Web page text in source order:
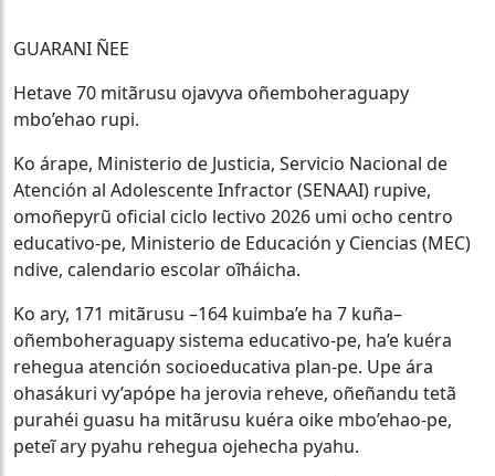
GUARANI ÑEE
Hetave 70 mitãrusu ojavyva oñemboheraguapy
mbo’ehao rupi.
Ko árape, Ministerio de Justicia, Servicio Nacional de
Atención al Adolescente Infractor (SENAAI) rupive,
omoñepyrũ oficial ciclo lectivo 2026 umi ocho centro
educativo-pe, Ministerio de Educación y Ciencias (MEC)
ndive, calendario escolar oĩháicha.
Ko ary, 171 mitãrusu –164 kuimba’e ha 7 kuña–
oñemboheraguapy sistema educativo-pe, ha’e kuéra
rehegua atención socioeducativa plan-pe. Upe ára
ohasákuri vy’apópe ha jerovia reheve, oñeñandu tetã
purahéi guasu ha mitãrusu kuéra oike mbo’ehao-pe,
peteĩ ary pyahu rehegua ojehecha pyahu.